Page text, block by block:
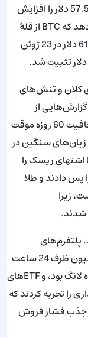
قرار داده و احتمال اصلاح عمیق‌تر تا حدود 57,500 دلار را افزایش
داده است. داده‌های crypto.news نشان می‌دهد که BTC از قلهٔ
درون روزی نزدیک به 64,500 دلار به کف 61,990 دلار در 23 ژوئن
کلان و تنش‌های
از
پیشرفت در مذاکرات آمریکا و ایران و صدور معافیت 60 روزه موقت
زیان‌های سنگین در
ریسک را
پس دادند و طلا
داشت، زیرا
شدند.
پلتفرم‌های
مشتقات بیش از 600 میلیون دلار لیکوئیداسیون ظرف 24 ساعت
ثبت کردند که عمدتاً از پوزیشن‌های لوریج‌شده لانگ بود، و ETFهای
را تجربه کردند که
جذب فشار فروش